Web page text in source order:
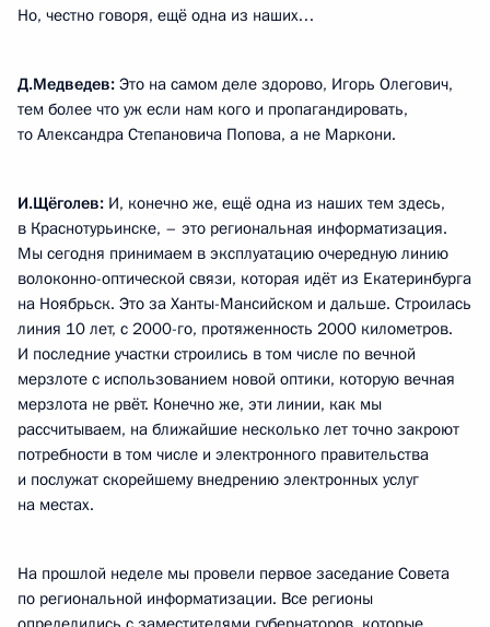
Но, честно говоря, ещё одна из наших…
Д.Медведев: Это на самом деле здорово, Игорь Олегович,
тем более что уж если нам кого и пропагандировать,
то Александра Степановича Попова, а не Маркони.
И.Щёголев: И, конечно же, ещё одна из наших тем здесь,
в Краснотурьинске, – это региональная информатизация.
Мы сегодня принимаем в эксплуатацию очередную линию
волоконно-оптической связи, которая идёт из Екатеринбурга
на Ноябрьск. Это за Ханты-Мансийском и дальше. Строилась
линия 10 лет, с 2000-го, протяженность 2000 километров.
И последние участки строились в том числе по вечной
мерзлоте с использованием новой оптики, которую вечная
мерзлота не рвёт. Конечно же, эти линии, как мы
рассчитываем, на ближайшие несколько лет точно закроют
потребности в том числе и электронного правительства
и послужат скорейшему внедрению электронных услуг
на местах.
На прошлой неделе мы провели первое заседание Совета
по региональной информатизации. Все регионы